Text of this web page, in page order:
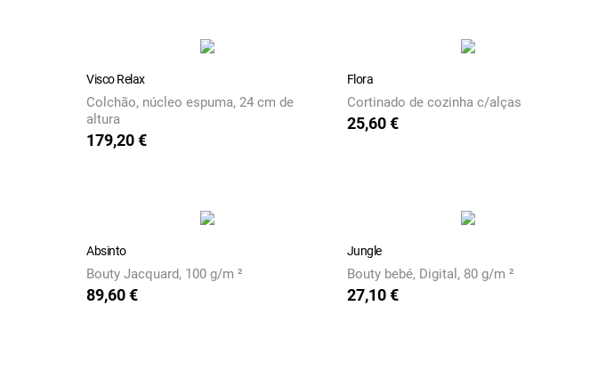
Visco Relax
Colchão, núcleo espuma, 24 cm de
altura
Preço
179,20 €
Flora
Cortinado de cozinha c/alças
Preço
25,60 €
Absinto
Bouty Jacquard, 100 g/m ²
Preço
89,60 €
Jungle
Bouty bebé, Digital, 80 g/m ²
Preço
27,10 €